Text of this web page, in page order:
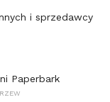
i sprzedawcy
Paperbark